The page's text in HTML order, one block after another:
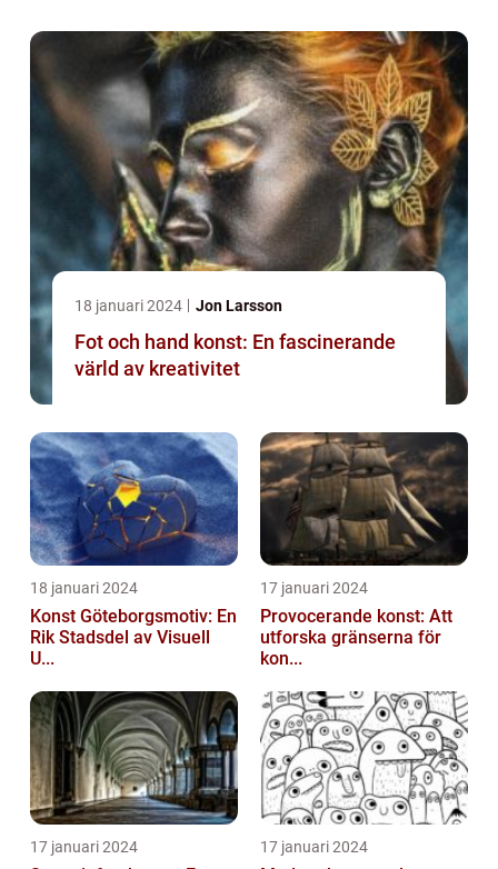
18 januari 2024 Jon Larsson
Fot och hand konst: En fascinerande
värld av kreativitet
18 januari 2024
Konst Göteborgsmotiv: En
Rik Stadsdel av Visuell
U...
17 januari 2024
Provocerande konst: Att
utforska gränserna för
kon...
17 januari 2024 17 januari 2024